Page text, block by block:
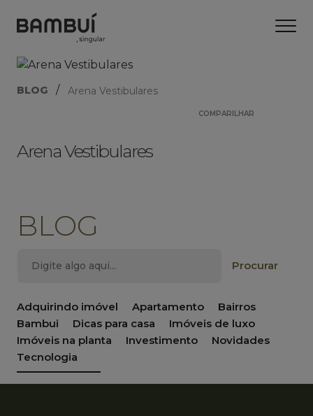
BLOG / Arena Vestibulares
COMPARILHAR
Arena Vestibulares
BLOG
Adquirindo imóvel Apartamento
Bairros
Bambui
Dicas para casa
Imóveis de luxo
Imóveis na planta
Investimento
Novidades
Tecnologia